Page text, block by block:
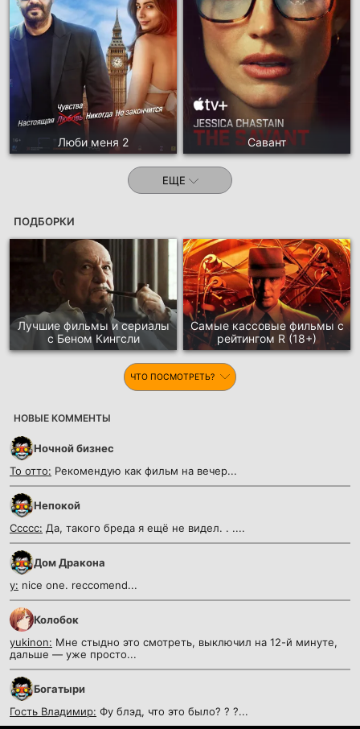
Люби меня 2 Савант
ЕЩЕ
ПОДБОРКИ
Лучшие фильмы и сериалы
с Беном Кингсли
Самые кассовые фильмы с
рейтингом R (18+)
ЧТО ПОСМОТРЕТЬ?
НОВЫЕ КОММЕНТЫ
Ночной бизнес
То отто: Рекомендую как фильм на вечер...
Непокой
Ссссс: Да, такого бреда я ещё не видел. . ....
Дом Дракона
y: nice one. reccomend...
Колобок
yukinon: Мне стыдно это смотреть, выключил на 12-й минуте,
дальше — уже просто...
Богатыри
Гость Владимир: Фу блэд, что это было? ? ?...